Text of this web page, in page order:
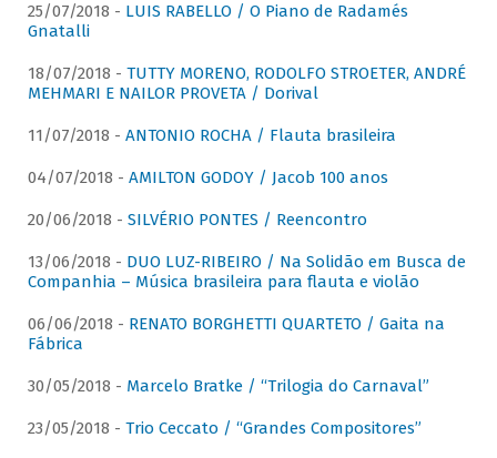
25/07/2018 - LUIS RABELLO / O Piano de Radamés
Gnatalli
18/07/2018 - TUTTY MORENO, RODOLFO STROETER, ANDRÉ
MEHMARI E NAILOR PROVETA / Dorival
11/07/2018 - ANTONIO ROCHA / Flauta brasileira
04/07/2018 - AMILTON GODOY / Jacob 100 anos
20/06/2018 - SILVÉRIO PONTES / Reencontro
13/06/2018 - DUO LUZ-RIBEIRO / Na Solidão em Busca de
Companhia – Música brasileira para flauta e violão
06/06/2018 - RENATO BORGHETTI QUARTETO / Gaita na
Fábrica
30/05/2018 - Marcelo Bratke / “Trilogia do Carnaval”
23/05/2018 - Trio Ceccato / “Grandes Compositores”